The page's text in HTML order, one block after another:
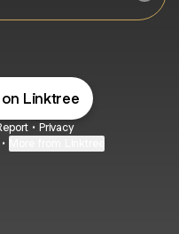
Linktree
• Privacy
•